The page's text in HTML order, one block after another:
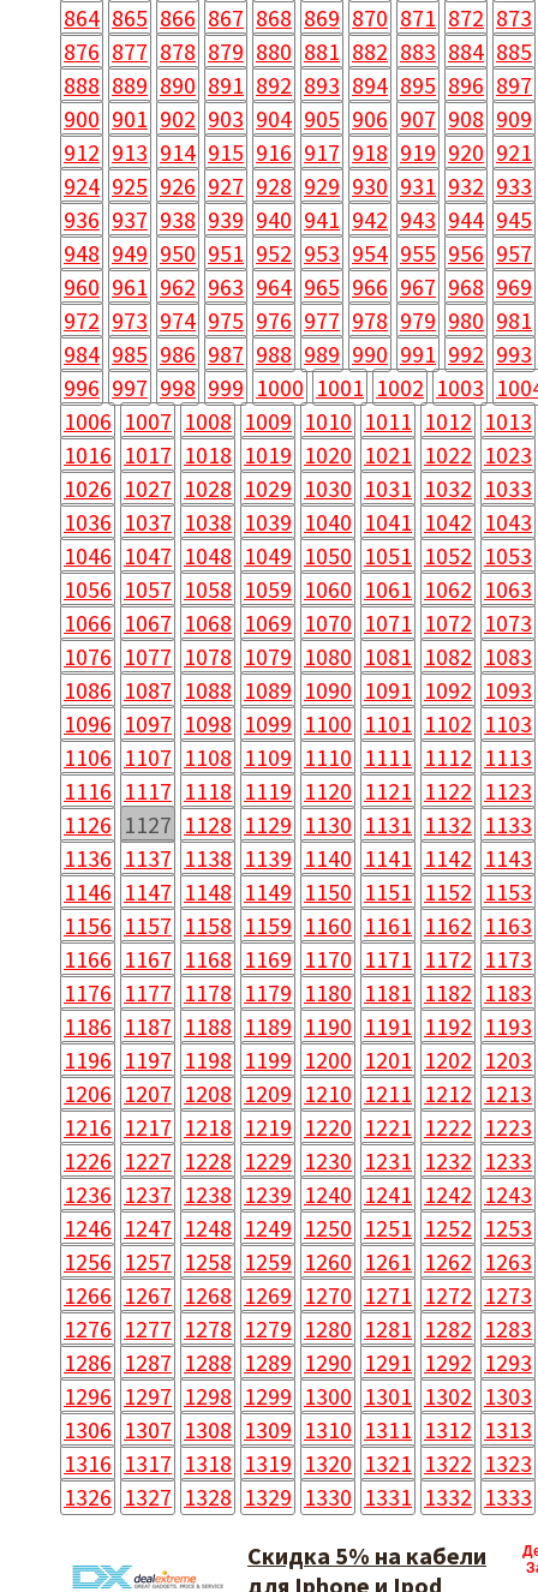
864 865 866 867 868 869 870 871 872 873
876 877 878 879 880 881 882 883 884 885
888 889 890 891 892 893 894 895 896 897
900 901 902 903 904 905 906 907 908 909
912 913 914 915 916 917 918 919 920 921
924 925 926 927 928 929 930 931 932 933
936 937 938 939 940 941 942 943 944 945
948 949 950 951 952 953 954 955 956 957
960 961 962 963 964 965 966 967 968 969
972 973 974 975 976 977 978 979 980 981
984 985 986 987 988 989 990 991 992 993
996 997 998 999 1000 1001 1002 1003
1006 1007 1008 1009 1010 1011 1012 1013
1016 1017 1018 1019 1020 1021 1022 1023
1026 1027 1028 1029 1030 1031 1032 1033
1036 1037 1038 1039 1040 1041 1042 1043
1046 1047 1048 1049 1050 1051 1052 1053
1056 1057 1058 1059 1060 1061 1062 1063
1066 1067 1068 1069 1070 1071 1072 1073
1076 1077 1078 1079 1080 1081 1082 1083
1086 1087 1088 1089 1090 1091 1092 1093
1096 1097 1098 1099 1100 1101 1102 1103
1106 1107 1108 1109 1110 1111 1112 1113
1116 1117 1118 1119 1120 1121 1122 1123
1126 1127 1128 1129 1130 1131 1132 1133
1136 1137 1138 1139 1140 1141 1142 1143
1146 1147 1148 1149 1150 1151 1152 1153
1156 1157 1158 1159 1160 1161 1162 1163
1166 1167 1168 1169 1170 1171 1172 1173
1176 1177 1178 1179 1180 1181 1182 1183
1186 1187 1188 1189 1190 1191 1192 1193
1196 1197 1198 1199 1200 1201 1202 1203
1206 1207 1208 1209 1210 1211 1212 1213
1216 1217 1218 1219 1220 1221 1222 1223
1226 1227 1228 1229 1230 1231 1232 1233
1236 1237 1238 1239 1240 1241 1242 1243
1246 1247 1248 1249 1250 1251 1252 1253
1256 1257 1258 1259 1260 1261 1262 1263
1266 1267 1268 1269 1270 1271 1272 1273
1276 1277 1278 1279 1280 1281 1282 1283
1286 1287 1288 1289 1290 1291 1292 1293
1296 1297 1298 1299 1300 1301 1302 1303
1306 1307 1308 1309 1310 1311 1312 1313
1316 1317 1318 1319 1320 1321 1322 1323
1326 1327 1328 1329 1330 1331 1332 1333
Скидка 5% на кабели
для Iphone и Ipod